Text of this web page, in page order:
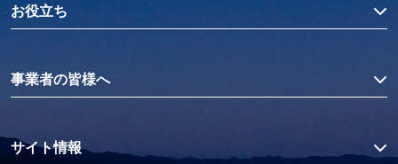
お役立ち
事業者の皆様へ
サイト情報